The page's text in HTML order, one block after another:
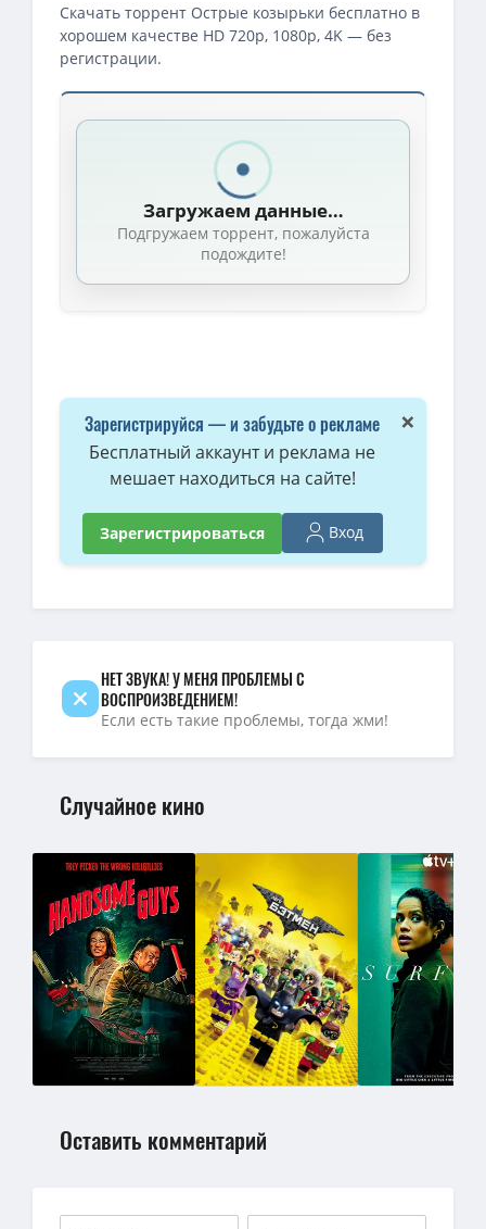
Скачать торрент Острые козырьки бесплатно в
хорошем качестве HD 720p, 1080p, 4K — без
регистрации.
Скачать торрент — Острые козырьки / Peaky Blinders /
BDRip — Острые козырьки / Заточенные кепки / Peaky
BDRip — Острые козырьки / Заточенные кепки / Peaky
BDRip — Острые козырьки / Заточенные кепки / Peaky
1080p — Острые козырьки / Заточенные кепки / Peaky
1080p — Острые козырьки / Peaky Blinders [S02] (2014) BDRip-
1080p — Острые козырьки / Заточенные кепки / Peaky
1080p — Острые козырьки / Peaky Blinders (2014) BDRip
1080p — Острые козырьки / Peaky Blinders [S01] (2013) BDRip-
1080p — Острые козырьки / Заточенные кепки / Peaky
1080p — Острые козырьки / Peaky Blinders (2017) BDRip
1080p — Острые козырьки / Peaky Blinders (2019) BDRip [H.265/
Загружаем данные…
Подгружаем торрент, пожалуйста
подождите!
×
Зарегистрируйся — и забудьте о рекламе
Бесплатный аккаунт и реклама не
мешает находиться на сайте!
Зарегистрироваться Вход
НЕТ ЗВУКА! У МЕНЯ ПРОБЛЕМЫ С
ВОСПРОИЗВЕДЕНИЕМ!
Если есть такие проблемы, тогда жми!
Случайное кино
Оставить комментарий